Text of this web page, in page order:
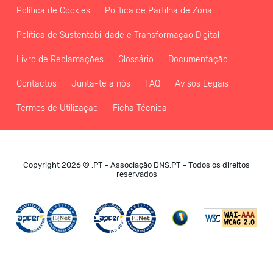
Política de Cookies Política de Partilha de Zona
Política de Sustentabilidade e Transformação Digital
Livro de Reclamações Glossário Documentação
Contactos Junta-te a nós FAQ Avisos Legais
Termos de Utilização Ficha Técnica
Copyright 2026 © .PT - Associação DNS.PT - Todos os direitos
reservados